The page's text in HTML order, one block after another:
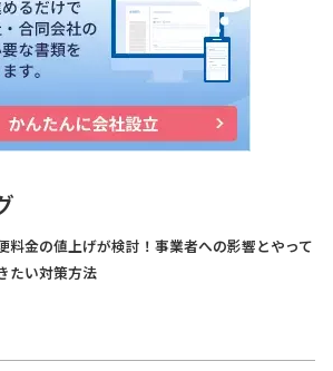
料金の値上げが検討！事業者への影響とやって
たい対策方法